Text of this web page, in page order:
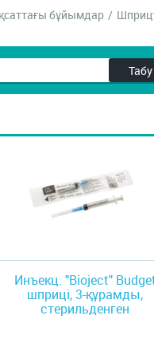
бұйымдар /
Табу
Инъекц. "Bioject"
шприці, 3-құрамды,
стерильденген